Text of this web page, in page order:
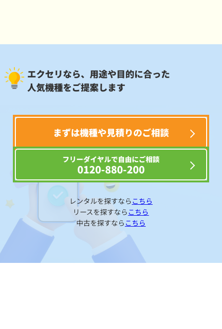
エクセリなら、用途や目的に合った
人気機種をご提案します
まずは機種や見積りのご相談
フリーダイヤルで自由にご相談
0120-880-200
レンタルを探すなら こちら
リースを探すなら こちら
中古を探すなら こちら